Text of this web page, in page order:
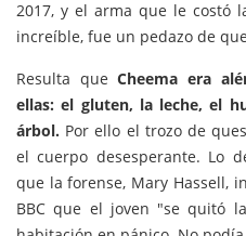
2017, y el arma que le costó
increíble, fue un pedazo de
Resulta que Cheema era
ellas: el gluten, la leche, el
árbol. Por ello el trozo de
el cuerpo desesperante. Lo
que la forense, Mary Hassell,
BBC que el joven "se quitó